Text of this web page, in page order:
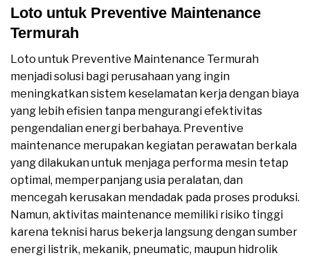
Loto untuk Preventive Maintenance
Termurah
Loto untuk Preventive Maintenance Termurah
menjadi solusi bagi perusahaan yang ingin
meningkatkan sistem keselamatan kerja dengan biaya
yang lebih efisien tanpa mengurangi efektivitas
pengendalian energi berbahaya. Preventive
maintenance merupakan kegiatan perawatan berkala
yang dilakukan untuk menjaga performa mesin tetap
optimal, memperpanjang usia peralatan, dan
mencegah kerusakan mendadak pada proses produksi.
Namun, aktivitas maintenance memiliki risiko tinggi
karena teknisi harus bekerja langsung dengan sumber
energi listrik, mekanik, pneumatic, maupun hidrolik